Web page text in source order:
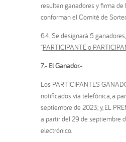
resulten ganadores y firma de
conforman el Comité de
6.4. Se designará 5
“PARTICIPANTEo
7.- El Ganador.-
Los PARTICIPANTES
notificados vía telefónica, a
septiembre de 2023; y, EL
a partir del 29 de septiembre
electrónico.